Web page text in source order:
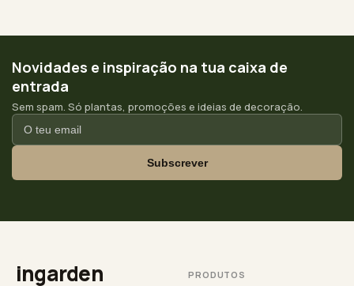
Novidades e inspiração na tua caixa de
entrada
Sem spam. Só plantas, promoções e ideias de decoração.
Subscrever
ingarden PRODUTOS